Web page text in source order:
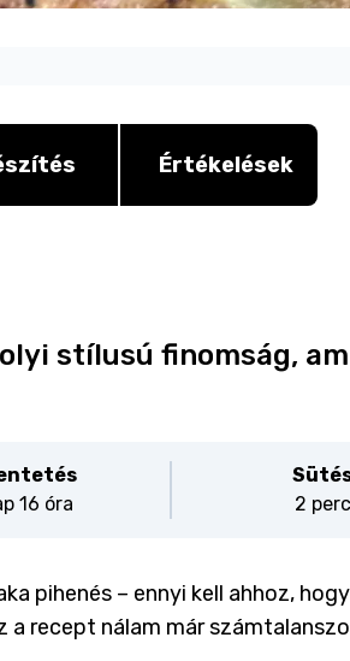
Értékelések
stílusú finomság,
16 óra
2 perc
pihenés – ennyi kell ahhoz,
a recept nálam már